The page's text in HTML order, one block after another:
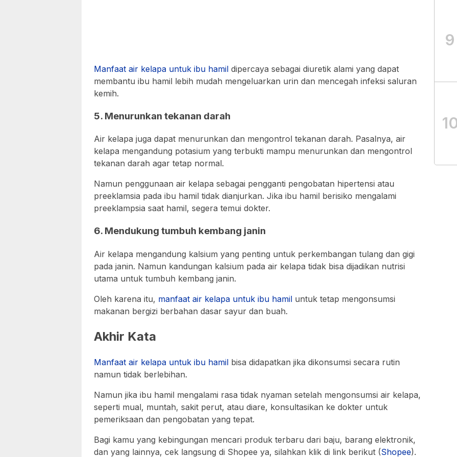
Manfaat air kelapa untuk ibu hamil dipercaya sebagai diuretik alami yang dapat
membantu ibu hamil lebih mudah mengeluarkan urin dan mencegah infeksi saluran
kemih.
5. Menurunkan tekanan darah
Air kelapa juga dapat menurunkan dan mengontrol tekanan darah. Pasalnya, air
kelapa mengandung potasium yang terbukti mampu menurunkan dan mengontrol
tekanan darah agar tetap normal.
Namun penggunaan air kelapa sebagai pengganti pengobatan hipertensi atau
preeklamsia pada ibu hamil tidak dianjurkan. Jika ibu hamil berisiko mengalami
preeklampsia saat hamil, segera temui dokter.
6. Mendukung tumbuh kembang janin
Air kelapa mengandung kalsium yang penting untuk perkembangan tulang dan gigi
pada janin. Namun kandungan kalsium pada air kelapa tidak bisa dijadikan nutrisi
utama untuk tumbuh kembang janin.
Oleh karena itu, manfaat air kelapa untuk ibu hamil untuk tetap mengonsumsi
makanan bergizi berbahan dasar sayur dan buah.
Akhir Kata
Manfaat air kelapa untuk ibu hamil bisa didapatkan jika dikonsumsi secara rutin
namun tidak berlebihan.
Namun jika ibu hamil mengalami rasa tidak nyaman setelah mengonsumsi air kelapa,
seperti mual, muntah, sakit perut, atau diare, konsultasikan ke dokter untuk
pemeriksaan dan pengobatan yang tepat.
Bagi kamu yang kebingungan mencari produk terbaru dari baju, barang elektronik,
dan yang lainnya, cek langsung di Shopee ya, silahkan klik di link berikut (Shopee).
9